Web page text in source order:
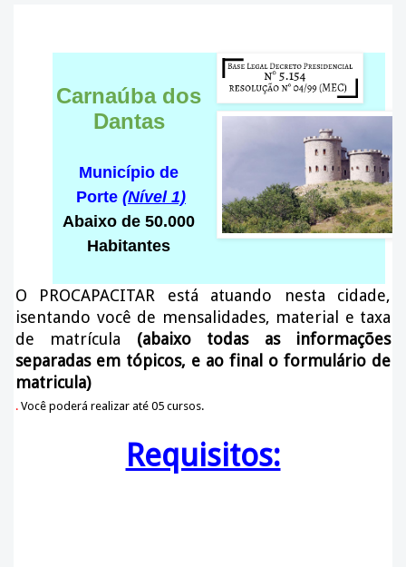
Carnaúba dos
Dantas
Município de
Porte (Nível 1)
Abaixo de 50.000
Habitantes
O PROCAPACITAR está atuando nesta cidade,
isentando você de mensalidades, material e taxa
de matrícula (abaixo todas as informações
separadas em tópicos, e ao final o formulário de
matricula)
. Você poderá realizar até 05 cursos.
Requisitos: